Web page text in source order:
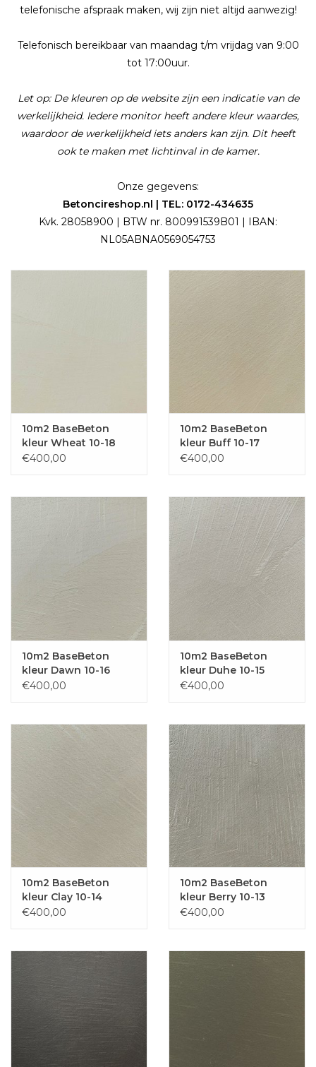
telefonische afspraak maken, wij zijn niet altijd aanwezig!
Telefonisch bereikbaar van maandag t/m vrijdag van 9:00
tot 17:00uur.
Let op: De kleuren op de website zijn een indicatie van de
werkelijkheid. Iedere monitor heeft andere kleur waardes,
waardoor de werkelijkheid iets anders kan zijn. Dit heeft
ook te maken met lichtinval in de kamer.
Onze gegevens:
Betoncireshop.nl | TEL: 0172-434635
Kvk. 28058900 | BTW nr. 800991539B01 | IBAN:
NL05ABNA0569054753
10m2 BaseBeton
kleur Wheat 10-18
€400,00
10m2 BaseBeton
kleur Buff 10-17
€400,00
10m2 BaseBeton
kleur Dawn 10-16
€400,00
10m2 BaseBeton
kleur Duhe 10-15
€400,00
10m2 BaseBeton
kleur Clay 10-14
€400,00
10m2 BaseBeton
kleur Berry 10-13
€400,00